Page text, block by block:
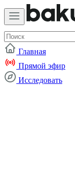
Главная
Прямой эфир
Исследовать